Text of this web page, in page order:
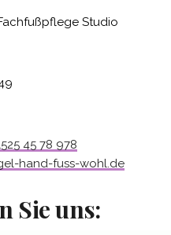
Studio
45 78 978
hand-fuss-wohl.de
Sie uns: